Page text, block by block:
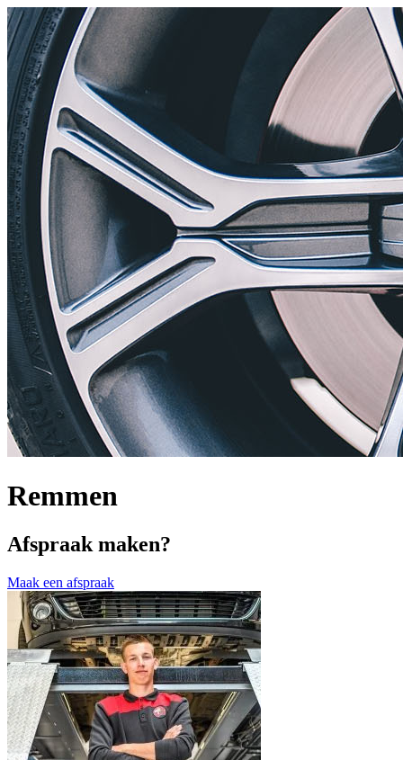
Remmen
Afspraak maken?
Maak een afspraak